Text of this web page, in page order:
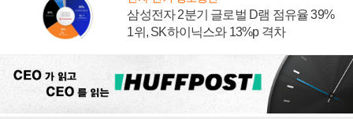
삼성전자 2분기 글로벌 D램 점유율 39%
1위, SK하이닉스와 13%p 격차